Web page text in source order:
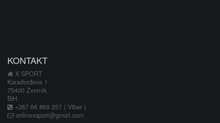
KONTAKT
X SPORT
Karađorđeva 1
75400 Zvornik
BiH
+387 66 869 257 ( Viber )
onlinexsport@gmail.com